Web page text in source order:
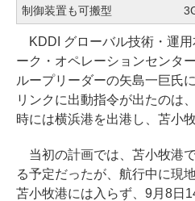
制御装置も可搬型
KDDI グローバル技術・運用
ーク・オペレーションセンタ
ループリーダーの矢島一巨氏
リンクに出動指令が出たのは
時には横浜港を出港し、苫小
当初の計画では、苫小牧港
る予定だったが、航行中に現
苫小牧港には入らず、9月8日